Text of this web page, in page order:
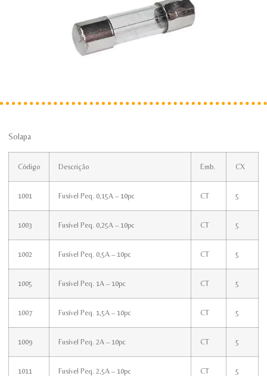
Solapa
Código Descrição Emb. CX
1001 Fusível Peq. 0,15A – 10pc CT 5
1003 Fusível Peq. 0,25A – 10pc CT 5
1002 Fusível Peq. 0,5A – 10pc CT 5
1005 Fusível Peq. 1A – 10pc CT 5
1007 Fusível Peq. 1,5A – 10pc CT 5
1009 Fusível Peq. 2A – 10pc CT 5
1011 Fusível Peq. 2,5A – 10pc CT 5